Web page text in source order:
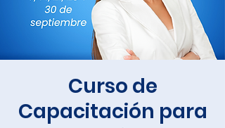
Curso de
Capacitación para